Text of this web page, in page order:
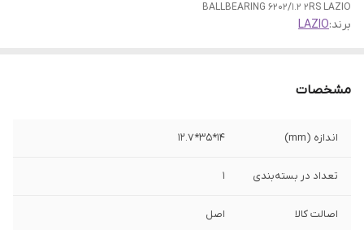
BALLBEARING 6202/1.2 2RS LAZIO
برند:LAZIO
مشخصات
اندازه (mm) 14*35*12.7
تعداد در بسته‌بندی 1
اصالت کالا اصل